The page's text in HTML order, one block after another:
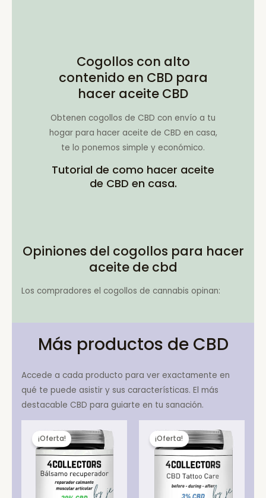
Cogollos con alto
contenido en CBD para
hacer aceite CBD
Obtenen cogollos de CBD con envío a tu
hogar para hacer aceite de CBD en casa,
te lo ponemos simple y económico.
Tutorial de como hacer aceite
de CBD en casa.
Opiniones del cogollos para hacer
aceite de cbd
Los compradores el cogollos de cannabis opinan:
Más productos de CBD
Accede a cada producto para ver exactamente en
qué te puede asistir y sus características. El más
destacable CBD para guiarte en tu sanación.
¡Oferta! ¡Oferta!